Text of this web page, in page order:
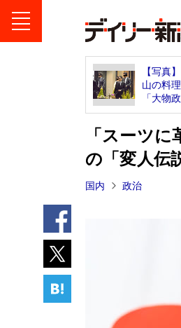
【写真
山の料
「大物
「スーツ
の「変人伝
国内 政治